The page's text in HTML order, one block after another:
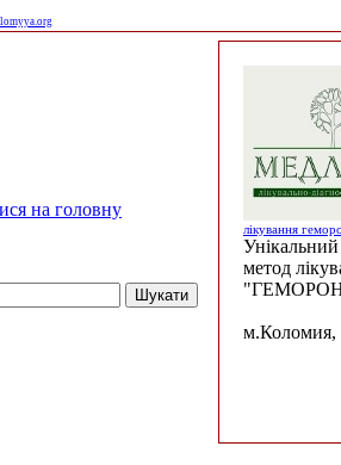
лікування
Унікальний
метод
м.Коломия,